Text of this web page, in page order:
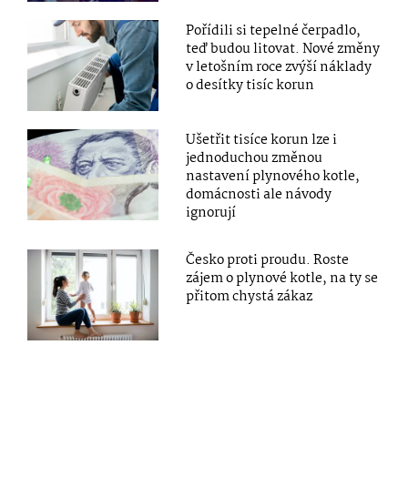
Pořídili si tepelné čerpadlo,
teď budou litovat. Nové změny
v letošním roce zvýší náklady
o desítky tisíc korun
Ušetřit tisíce korun lze i
jednoduchou změnou
nastavení plynového kotle,
domácnosti ale návody
ignorují
Česko proti proudu. Roste
zájem o plynové kotle, na ty se
přitom chystá zákaz